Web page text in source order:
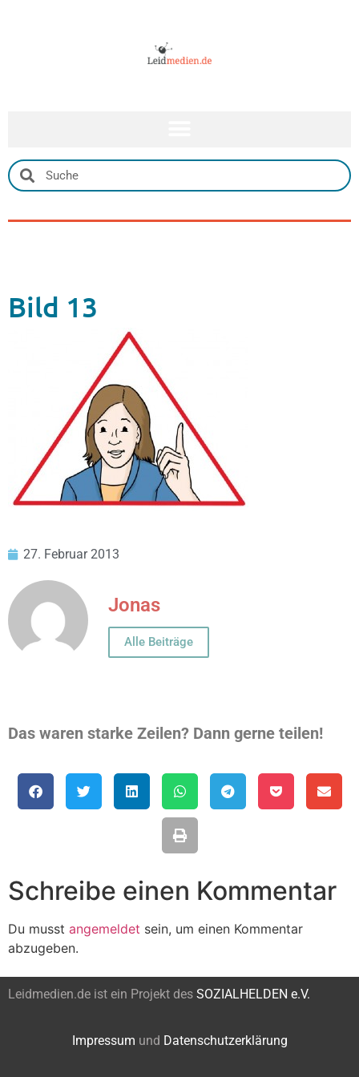
Bild 13
27. Februar 2013
Jonas
Alle Beiträge
Das waren starke Zeilen? Dann gerne teilen!
Schreibe einen Kommentar
Du musst angemeldet sein, um einen Kommentar
abzugeben.
Leidmedien.de ist ein Projekt des SOZIALHELDEN e.V.
Impressum und Datenschutzerklärung